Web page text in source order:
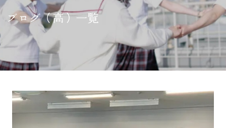
ブログ（高）一覧